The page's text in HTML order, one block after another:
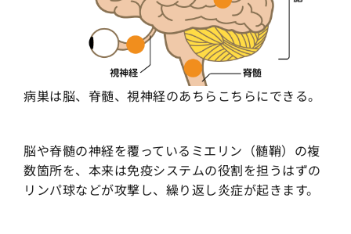
病巣は脳、脊髄、視神経のあちらこちらにできる。
脳や脊髄の神経を覆っているミエリン（髄鞘）の複
数箇所を、本来は免疫システムの役割を担うはずの
リンパ球などが攻撃し、繰り返し炎症が起きます。